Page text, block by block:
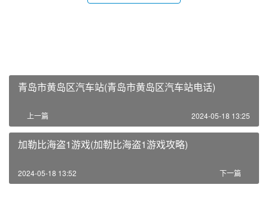
青岛市黄岛区汽车站(青岛市黄岛区汽车站电话)
上一篇 2024-05-18 13:25
加勒比海盗1游戏(加勒比海盗1游戏攻略)
下一篇
2024-05-18 13:52